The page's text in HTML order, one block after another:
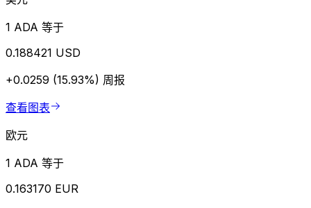
1 ADA 等于
0.188421 USD
+0.0259 (15.93%) 周报
查看图表
欧元
1 ADA 等于
0.163170 EUR